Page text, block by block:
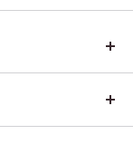
「營養、健康、
的力量，提升